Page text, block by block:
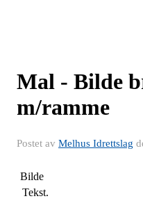
Mal - Bilde
m/ramme
Postet av Melhus Idrettslag
Bilde
Tekst.